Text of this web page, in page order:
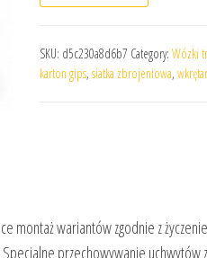
SKU: d5c230a8d6b7 Category: Wózki
karton gips, siatka zbrojeniowa,
montaż wariantów zgodnie z
przechowywanie uchwytów